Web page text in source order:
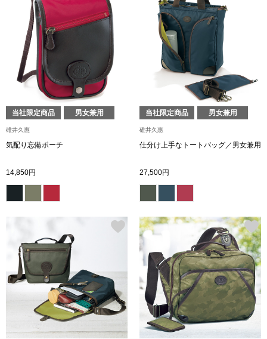
BOGARD 最新号はこちら
ランド
集
タログ
すべて見る
／チュニック
ルーム･アン
ルームウェア
アンダーウェア
その他
ハンドバッグ
ショルダーバ
ブリーフケース
クラッチバッグ
当社限定商品 男女兼用
碓井久惠
気配り忘備ポーチ
14,850円
当社限定商品 男女兼用
碓井久惠
仕分け上手なトートバッグ／男女兼用
27,500円